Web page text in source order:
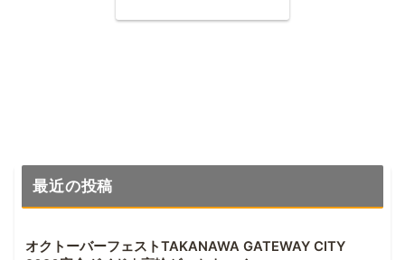
最近の投稿
オクトーバーフェストTAKANAWA GATEWAY CITY